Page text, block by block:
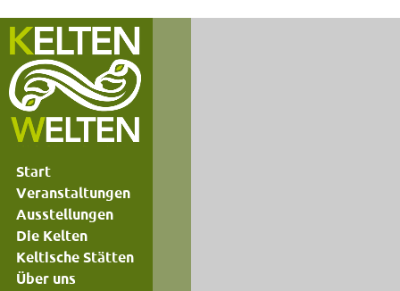
Start
Veranstaltungen
Ausstellungen
Die Kelten
Keltische Stätten
Über uns